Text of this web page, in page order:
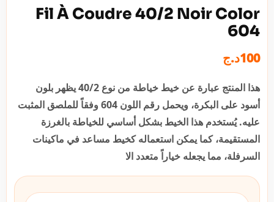
Fil À Coudre 40/2 Noir Color
604
100د.ج
هذا المنتج عبارة عن خيط خياطة من نوع 40/2 يظهر بلون
أسود على البكرة، ويحمل رقم اللون 604 وفقاً للملصق المثبت
عليه. يُستخدم هذا الخيط بشكل أساسي للخياطة بالغرزة
المستقيمة، كما يمكن استعماله كخيط مساعد في ماكينات
السرفلة، مما يجعله خياراً متعدد الا